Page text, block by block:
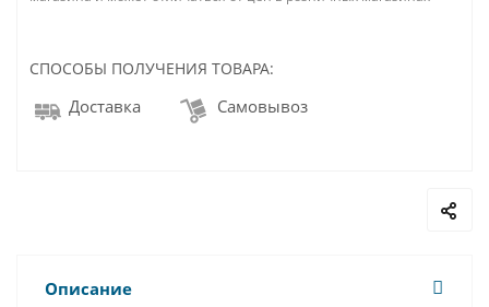
СПОСОБЫ ПОЛУЧЕНИЯ ТОВАРА:
Доставка Самовывоз
Описание